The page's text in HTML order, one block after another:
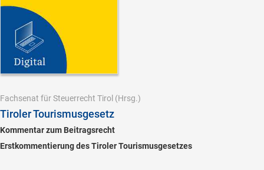
Fachsenat für Steuerrecht Tirol (Hrsg.)
Tiroler Tourismusgesetz
Kommentar zum Beitragsrecht
Erstkommentierung des Tiroler Tourismusgesetzes